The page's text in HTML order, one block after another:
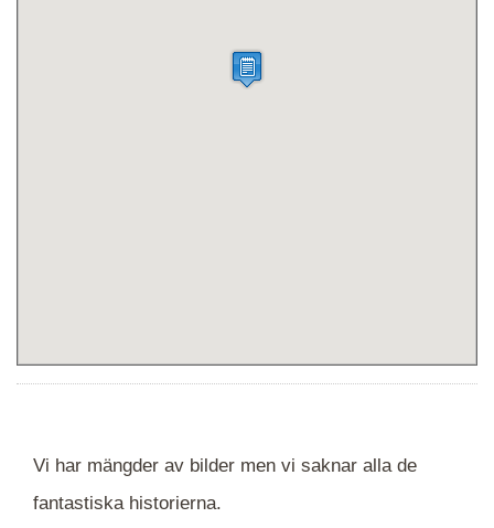
Vi har mängder av bilder men vi saknar alla de
fantastiska historierna.